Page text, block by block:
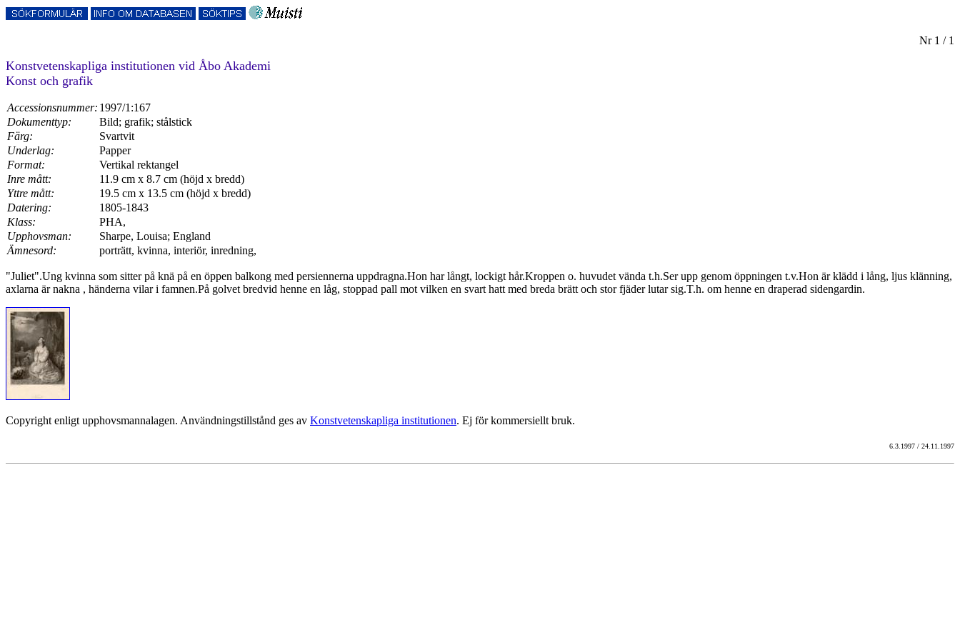
Nr 1 / 1
Konstvetenskapliga institutionen vid Åbo Akademi
Konst och grafik
Accessionsnummer: 1997/1:167
Dokumenttyp:
Bild; grafik; stålstick
Färg:
Svartvit
Underlag:
Papper
Format:
Vertikal rektangel
Inre mått:
11.9 cm x 8.7 cm (höjd x bredd)
Yttre mått:
19.5 cm x 13.5 cm (höjd x bredd)
Datering:
1805-1843
Klass:
PHA,
Upphovsman:
Sharpe, Louisa; England
Ämnesord:
porträtt, kvinna, interiör, inredning,
"Juliet".Ung kvinna som sitter på knä på en öppen balkong med persiennerna uppdragna.Hon har långt, lockigt hår.Kroppen o. huvudet vända t.h.Ser upp genom öppningen t.v.Hon är klädd i lång, ljus klänning,
axlarna är nakna , händerna vilar i famnen.På golvet bredvid henne en låg, stoppad pall mot vilken en svart hatt med breda brätt och stor fjäder lutar sig.T.h. om henne en draperad sidengardin.
Copyright enligt upphovsmannalagen. Användningstillstånd ges av Konstvetenskapliga institutionen. Ej för kommersiellt bruk.
6.3.1997 / 24.11.1997